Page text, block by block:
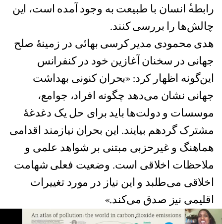
رابطه‌‌ٔ انسان با طبیعت به وجود آمده است، این
چالش‌ها را بررسی کنند.
هدی محمودی مدیر کرسی بهائی در زمینهٔ صلح
جهانی در سخنان آغازین خود در کنفرانس
این‌گونه اظهار کرد: «بحران کنونی بهداشت
جهانی نشان می‌دهد چگونه افراد، جوامع،
موسسات و دولت‌ها باید برای حل یک دغدغهٔ
مشترک گرد‌هم بیایند. این بحران نیازمند اقدامی
هماهنگ و غیرحزبی مبتنی بر شواهد علمی و
ملاحظات اخلاقی است. وضعیت فعلی شهامت
اخلاقی می‌طلبد و این نیاز در مورد تغییرات
اقلیمی نیز صدق می‌کند.»